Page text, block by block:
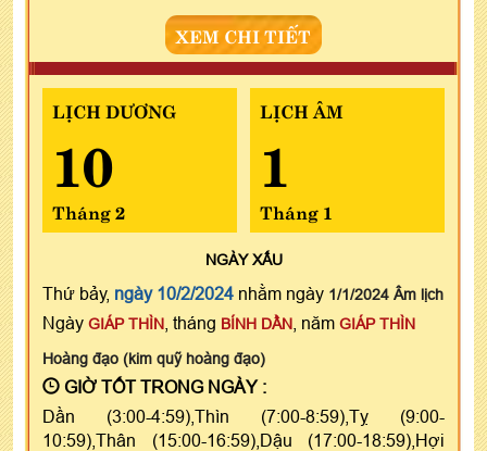
XEM CHI TIẾT
LỊCH DƯƠNG
10
Tháng 2
LỊCH ÂM
1
Tháng 1
NGÀYXẤU
Thứ bảy, ngày 10/2/2024 nhằm ngày 1/1/2024 Âm lịch
Ngày GIÁP THÌN , tháng BÍNH DẦN , năm GIÁP THÌN
Hoàng đạo (kim quỹ hoàng đạo)
GIỜ TỐT TRONG NGÀY :
Dần (3:00-4:59),Thìn (7:00-8:59),Tỵ (9:00-
10:59),Thân (15:00-16:59),Dậu (17:00-18:59),Hợi